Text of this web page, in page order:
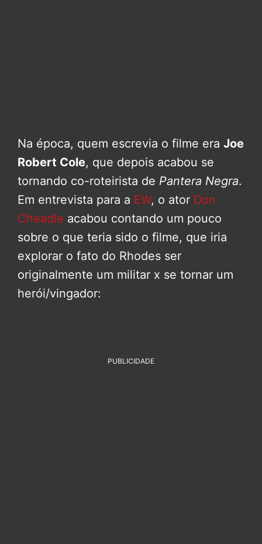
Na época, quem escrevia o filme era Joe
Robert Cole, que depois acabou se
tornando co-roteirista de Pantera Negra.
Em entrevista para a EW, o ator Don
Cheadle acabou contando um pouco
sobre o que teria sido o filme, que iria
explorar o fato do Rhodes ser
originalmente um militar x se tornar um
herói/vingador:
PUBLICIDADE